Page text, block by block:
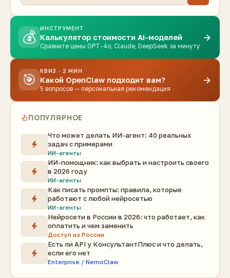
💰
ИНСТРУМЕНТ
Калькулятор стоимости AI-моделей
Сравните цены GPT-4o, Claude, DeepSeek за минуту
→
🎯
КВИЗ · 2 МИН
Какой OpenClaw подходит вам?
5 вопросов — персональная рекомендация
→
ПОПУЛЯРНОЕ
Что может делать ИИ-агент: 40 реальных
задач с примерами
ИИ-агенты
ИИ-помощник: как выбрать и настроить своего
в 2026 году
ИИ-агенты
Как писать промпты: правила, которые
работают с любой нейросетью
ИИ-агенты
Нейросети в России в 2026: что работает, как
оплатить и чем заменить
Доступ из России
Есть ли API у КонсультантПлюс и что делать,
если его нет
Enterprise / NemoClaw